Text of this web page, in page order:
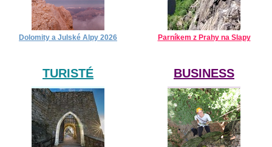
Dolomity a Julské Alpy 2026 Parníkem z Prahy na Slapy
TURISTÉ BUSINESS